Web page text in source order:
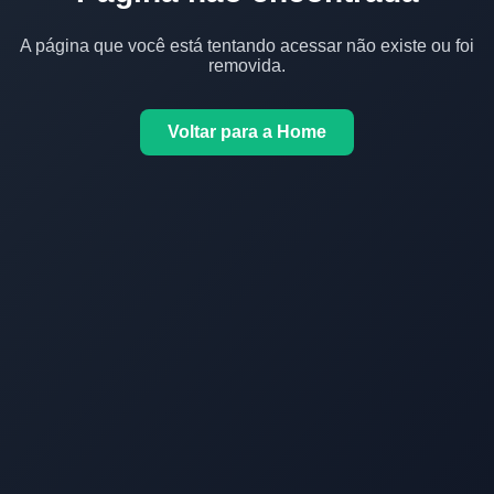
A página que você está tentando acessar não existe ou foi
removida.
Voltar para a Home